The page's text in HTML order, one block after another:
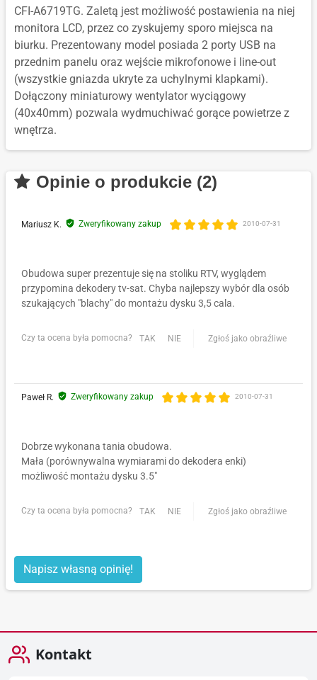
CFI-A6719TG. Zaletą jest możliwość postawienia na niej
monitora LCD, przez co zyskujemy sporo miejsca na
biurku. Prezentowany model posiada 2 porty USB na
przednim panelu oraz wejście mikrofonowe i line-out
(wszystkie gniazda ukryte za uchylnymi klapkami).
Dołączony miniaturowy wentylator wyciągowy
(40x40mm) pozwala wydmuchiwać gorące powietrze z
wnętrza.
Opinie o produkcie (2)
Mariusz K. Zweryfikowany zakup 2010-07-31
Obudowa super prezentuje się na stoliku RTV, wyglądem
przypomina dekodery tv-sat. Chyba najlepszy wybór dla osób
szukających "blachy" do montażu dysku 3,5 cala.
Czy ta ocena była pomocna? TAK NIE Zgłoś jako obraźliwe
Paweł R. Zweryfikowany zakup 2010-07-31
Dobrze wykonana tania obudowa.
Mała (porównywalna wymiarami do dekodera enki)
możliwość montażu dysku 3.5"
Czy ta ocena była pomocna? TAK NIE Zgłoś jako obraźliwe
Napisz własną opinię!
Kontakt